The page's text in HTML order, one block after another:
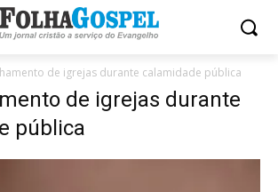
de igrejas durante calamidade pública
de igrejas durante
pública